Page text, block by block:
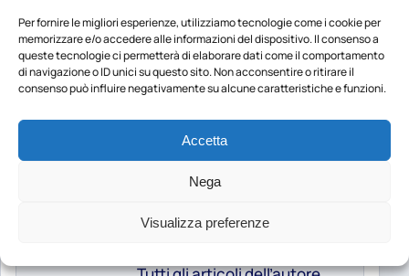
Per fornire le migliori esperienze, utilizziamo tecnologie come i cookie per
memorizzare e/o accedere alle informazioni del dispositivo. Il consenso a
queste tecnologie ci permetterà di elaborare dati come il comportamento
di navigazione o ID unici su questo sito. Non acconsentire o ritirare il
consenso può influire negativamente su alcune caratteristiche e funzioni.
Accetta
Nega
Visualizza preferenze
L'universo africano di Karen
Blixen e Psicologia dei social
Network. Con quest'ultimo,
mondo della comunicazione
in cui tutti noi oggi siamo
immersi. Per storie da
fede_vit@outlook.it